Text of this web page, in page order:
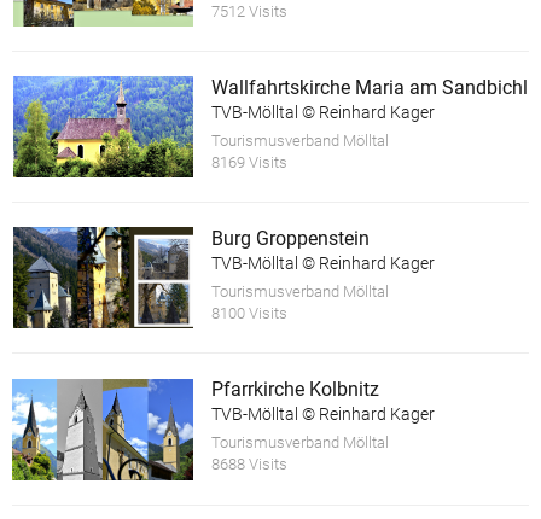
7512 Visits
Wallfahrtskirche Maria am Sandbichl
TVB-Mölltal © Reinhard Kager
Tourismusverband Mölltal
8169 Visits
Burg Groppenstein
TVB-Mölltal © Reinhard Kager
Tourismusverband Mölltal
8100 Visits
Pfarrkirche Kolbnitz
TVB-Mölltal © Reinhard Kager
Tourismusverband Mölltal
8688 Visits